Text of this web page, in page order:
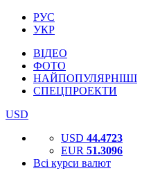
РУС
УКР
ВІДЕО
ФОТО
НАЙПОПУЛЯРНІШІ
СПЕЦПРОЕКТИ
USD
USD 44.4723
EUR 51.3096
Всі курси валют